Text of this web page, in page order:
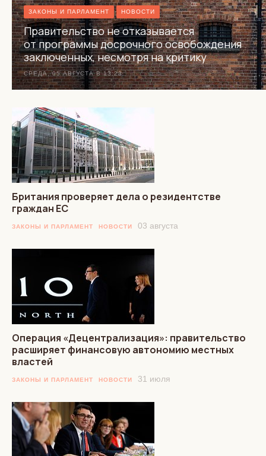
ЗАКОНЫ И ПАРЛАМЕНТ НОВОСТИ
Правительство не отказывается
от программы досрочного освобождения
заключенных, несмотря на критику
СРЕДА, 05 АВГУСТА В 13:23
Британия проверяет дела о резидентстве
граждан ЕС
ЗАКОНЫ И ПАРЛАМЕНТ НОВОСТИ 03 августа
Операция «Децентрализация»: правительство
расширяет финансовую автономию местных
властей
ЗАКОНЫ И ПАРЛАМЕНТ НОВОСТИ 31 июля